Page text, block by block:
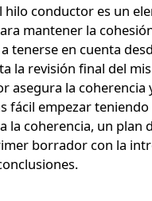
hilo conductor es un
mantener la
tenerse en cuenta
la revisión final del
asegura la coherencia
fácil empezar
la coherencia, un plan
borrador con la